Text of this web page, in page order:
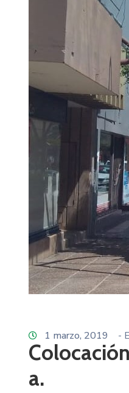
1 marzo, 2019 -
a.